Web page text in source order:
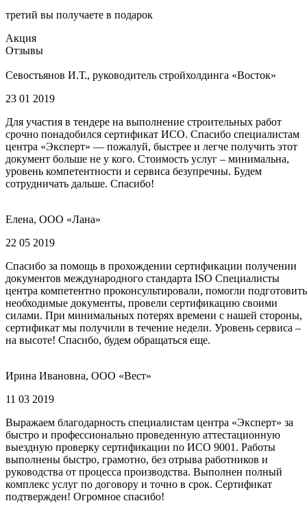
третий вы получаете в подарок
Акция
Отзывы
Севостьянов И.Т., руководитель стройхолдинга «Восток»
23 01 2019
Для участия в тендере на выполнение строительных работ
срочно понадобился сертификат ИСО. Спасибо специалистам
центра «Эксперт» — пожалуй, быстрее и легче получить этот
документ больше не у кого. Стоимость услуг – минимальна,
уровень компетентности и сервиса безупречны. Будем
сотрудничать дальше. Спасибо!
Елена, ООО «Лана»
22 05 2019
Спасибо за помощь в прохождении сертификации получении
документов международного стандарта ISO Специалисты
центра компетентно проконсультировали, помогли подготовить
необходимые документы, провели сертификацию своими
силами. При минимальных потерях времени с нашей стороны,
сертификат мы получили в течение недели. Уровень сервиса –
на высоте! Спасибо, будем обращаться еще.
Ирина Ивановна, ООО «Вест»
11 03 2019
Выражаем благодарность специалистам центра «Эксперт» за
быстро и профессионально проведенную аттестационную
выездную проверку сертификации по ИСО 9001. Работы
выполнены быстро, грамотно, без отрыва работников и
руководства от процесса производства. Выполнен полный
комплекс услуг по договору и точно в срок. Сертификат
подтвержден! Огромное спасибо!